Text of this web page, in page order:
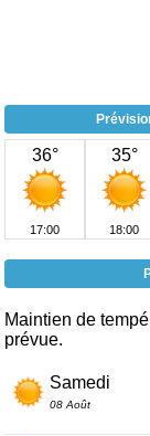
36°
17:00
35°
18:00
Maintien de
prévue.
Samedi
08 Août